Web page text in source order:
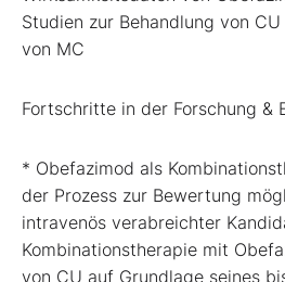
Studien zur Behandlung von
von MC
Fortschritte in der Forschung &
* Obefazimod als
der Prozess zur Bewertung
intravenös verabreichter
Kombinationstherapie mit
von CU auf Grundlage seines